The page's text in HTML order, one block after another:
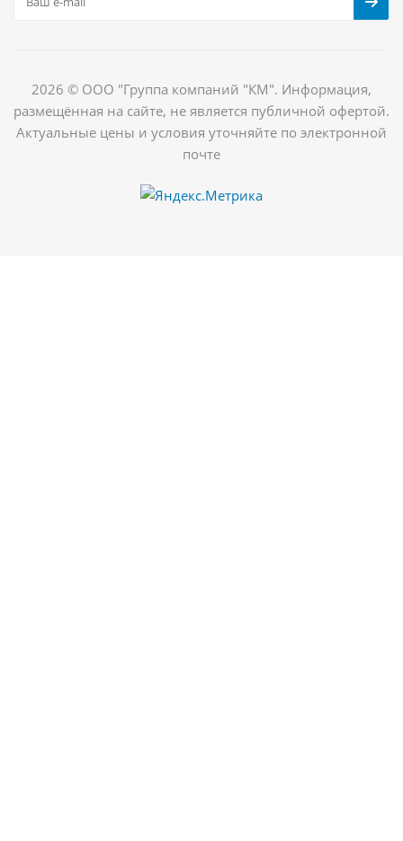
2026 © ООО "Группа компаний "КМ". Информация,
размещённая на сайте, не является публичной офертой.
Актуальные цены и условия уточняйте по электронной
почте